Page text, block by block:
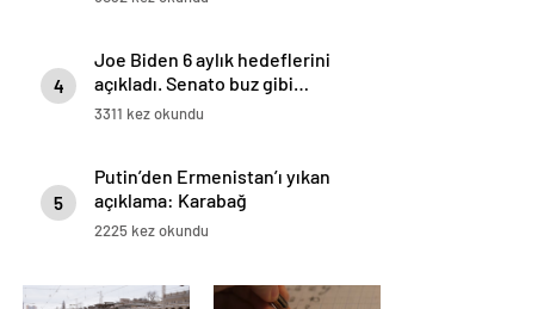
4
Joe Biden 6 aylık hedeflerini
açıkladı. Senato buz gibi…
3311 kez okundu
5
Putin’den Ermenistan’ı yıkan
açıklama: Karabağ
Azerbaycan’ın ayrılmaz bir
2225 kez okundu